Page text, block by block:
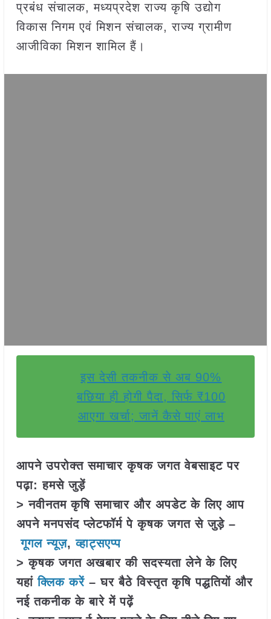
प्रबंध संचालक, मध्यप्रदेश राज्य कृषि उद्योग
विकास निगम एवं मिशन संचालक, राज्य ग्रामीण
आजीविका मिशन शामिल हैं।
इस देसी तकनीक से अब 90%
बछिया ही होगी पैदा, सिर्फ ₹100
आएगा खर्चा; जानें कैसे पाएं लाभ
आपने उपरोक्त समाचार कृषक जगत वेबसाइट पर
पढ़ा: हमसे जुड़ें
> नवीनतम कृषि समाचार और अपडेट के लिए आप
अपने मनपसंद प्लेटफॉर्म पे कृषक जगत से जुड़े –
गूगल न्यूज़,व्हाट्सएप्प
> कृषक जगत अखबार की सदस्यता लेने के लिए
यहांक्लिक करें– घर बैठे विस्तृत कृषि पद्धतियों और
नई तकनीक के बारे में पढ़ें